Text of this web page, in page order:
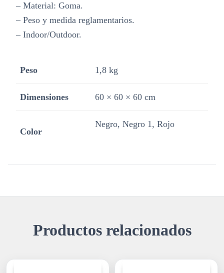
– Material: Goma.
– Peso y medida reglamentarios.
– Indoor/Outdoor.
Peso 1,8 kg
Dimensiones 60 × 60 × 60 cm
Color
Negro, Negro 1, Rojo
Productos relacionados